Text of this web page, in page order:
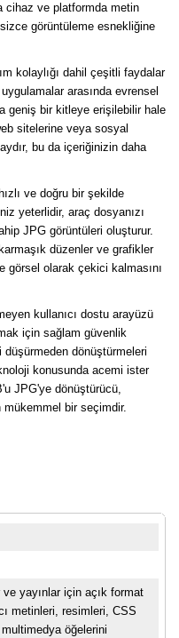
cihaz ve platformda metin
görüntüleme esnekliğine
kolaylığı dahil çeşitli faydalar
arasında evrensel
geniş bir kitleye erişilebilir hale
sitelerine veya sosyal
bu da içeriğinizin daha
ve doğru bir şekilde
yeterlidir, araç dosyanızı
JPG görüntüleri oluşturur.
düzenler ve grafikler
olarak çekici kalmasını
kullanıcı dostu arayüzü
için sağlam güvenlik
dönüştürmeleri
konusunda acemi ister
JPG'ye dönüştürücü,
mükemmel bir seçimdir.
yayınlar için açık format
metinleri, resimleri, CSS
öğelerini